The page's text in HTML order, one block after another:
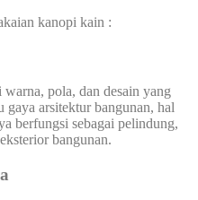
kanopi kain :
pola, dan desain yang
gaya arsitektur bangunan, hal
berfungsi sebagai pelindung,
bangunan.